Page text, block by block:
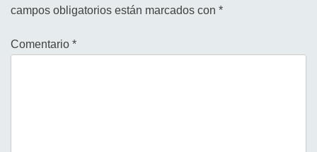
campos obligatorios están marcados con *
Comentario *